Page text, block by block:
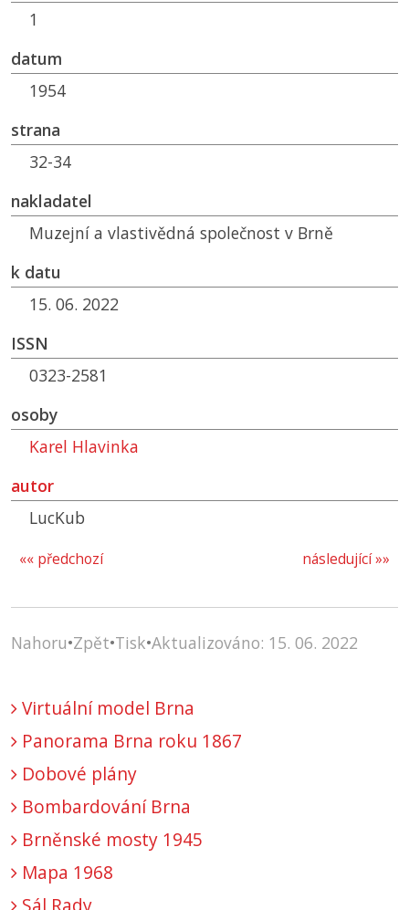
1
datum
1954
strana
32-34
nakladatel
Muzejní a vlastivědná společnost v Brně
k datu
15. 06. 2022
ISSN
0323-2581
osoby
Karel Hlavinka
autor
LucKub
následující »»
«« předchozí
Nahoru•Zpět•Tisk•Aktualizováno: 15. 06. 2022
Virtuální model Brna
Panorama Brna roku 1867
Dobové plány
Bombardování Brna
Brněnské mosty 1945
Mapa 1968